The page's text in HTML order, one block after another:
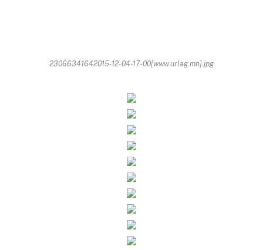
23066341642015-12-04-17-00[www.urlag.mn].jpg